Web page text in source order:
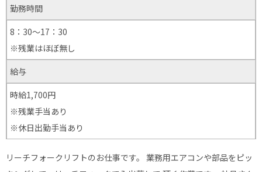
勤務時間
8：30～17：30
※残業はほぼ無し
給与
時給1,700円
※残業手当あり
※休日出勤手当あり
リーチフォークリフトのお仕事です。 業務用エアコンや部品をピッ